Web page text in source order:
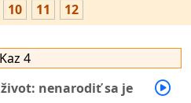
10 11 12
Kaz 4
nenarodiť sa je